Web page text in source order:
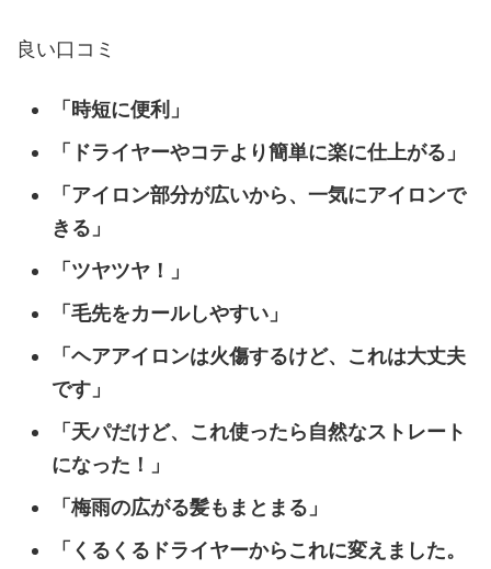
良い口コミ
「時短に便利」
「ドライヤーやコテより簡単に楽に仕上がる」
「アイロン部分が広いから、一気にアイロンで
きる」
「ツヤツヤ！」
「毛先をカールしやすい」
「ヘアアイロンは火傷するけど、これは大丈夫
です」
「天パだけど、これ使ったら自然なストレート
になった！」
「梅雨の広がる髪もまとまる」
「くるくるドライヤーからこれに変えました。